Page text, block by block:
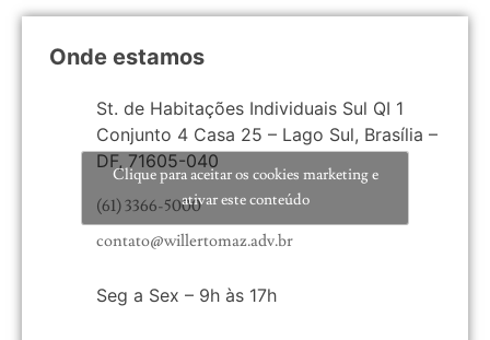
Onde estamos
St. de Habitações Individuais Sul QI 1
Conjunto 4 Casa 25 – Lago Sul, Brasília –
DF, 71605-040
(61) 3366-5000
contato@willertomaz.adv.br
Seg a Sex – 9h às 17h
Clique para aceitar os cookies marketing e
ativar este conteúdo